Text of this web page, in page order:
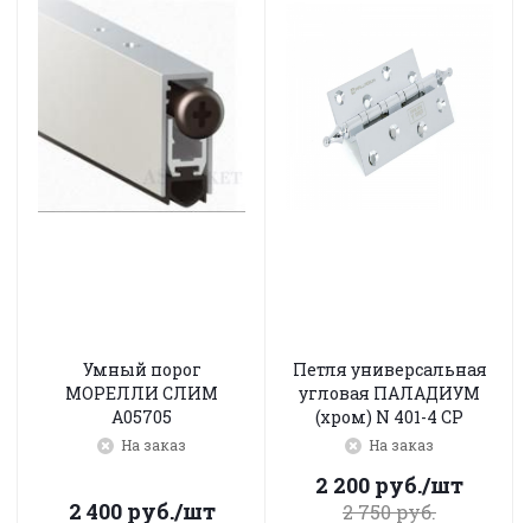
Умный порог
МОРЕЛЛИ СЛИМ
A05705
На заказ
2 400руб./шт
Петля универсальная
угловая ПАЛАДИУМ
(хром) N 401-4 CP
На заказ
2 200 руб./шт
2 750руб.